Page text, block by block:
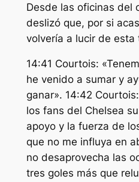
Desde las oficinas del
deslizó que, por si
volvería a lucir de esta
14:41 Courtois:
he venido a sumar y
ganar». 14:42
los fans del Chelsea
apoyo y la fuerza de
que no me influya en
no desaprovecha las
tres goles más que